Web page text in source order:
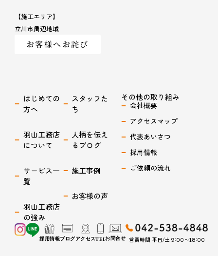
【施工エリア】
立川市周辺地域
お客様へお詫び
営業時間 平日/土 9:00〜18:00
はじめての
方へ
羽山工務店
について
サービス一
覧
羽山工務店
の強み
スタッフた
ち
人柄を伝え
るブログ
施工事例
お客様の声
その他の取り組み
会社概要
アクセスマップ
代表あいさつ
採用情報
ご依頼の流れ